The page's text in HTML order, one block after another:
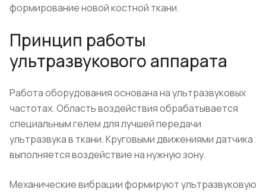
формирование новой костной ткани.
Принцип работы
ультразвукового аппарата
Работа оборудования основана на ультразвуковых
частотах. Область воздействия обрабатывается
специальным гелем для лучшей передачи
ультразвука в ткани. Круговыми движениями датчика
выполняется воздействие на нужную зону.
Механические вибрации формируют ультразвуковую